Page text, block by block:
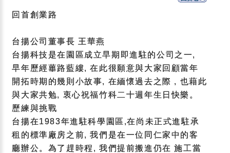
回首創業路
台揚公司董事長 王華燕
台揚科技是在園區成立早期即進駐的公司之一,
早年歷經蓽路藍縷, 在此很願意與大家回顧當年
開拓時期的幾則小故事, 在緬懷過去之際 , 也藉此
與大家共勉, 衷心祝福竹科二十週年生日快樂。
歷練與挑戰
台揚在1983年進駐科學園區,在尚未正式進駐承
租的標準廠房之前, 我們是在一位同仁家中的客
廳辦公。為了趕時程, 我們提前搬進仍在 施工當